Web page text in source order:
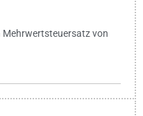
Mehrwertsteuersatz von